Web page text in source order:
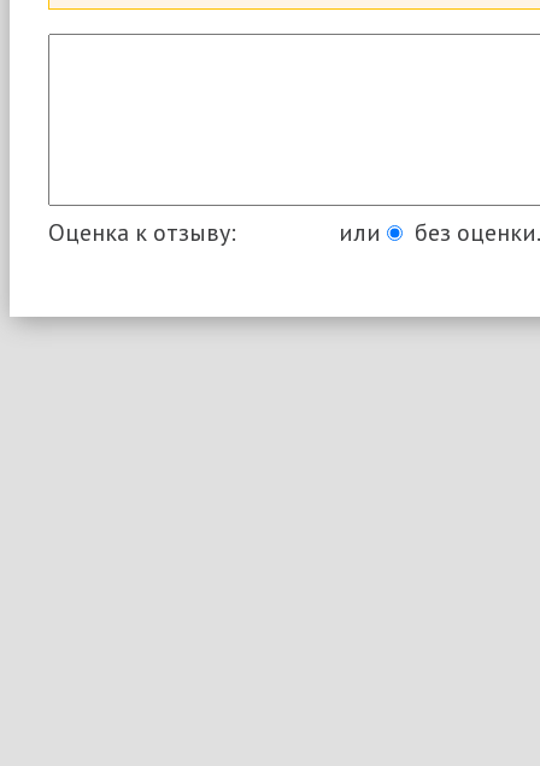
Оценка к отзыву: или без оценки.